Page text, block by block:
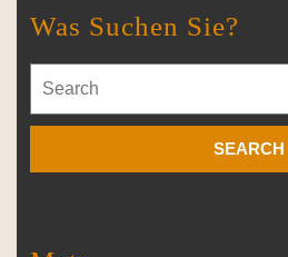
Was Suchen Sie?
for: